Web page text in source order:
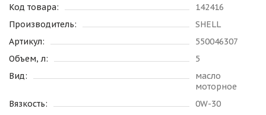
Код товара:
142416
Производитель:
SHELL
Артикул:
550046307
Объем, л:
5
Вид:
масло
моторное
Вязкость:
0W-30